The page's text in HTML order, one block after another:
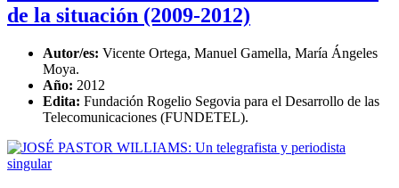
de la situación (2009-2012)
Autor/es: Vicente Ortega, Manuel Gamella, María Ángeles
Moya.
Año: 2012
Edita: Fundación Rogelio Segovia para el Desarrollo de las
Telecomunicaciones (FUNDETEL).